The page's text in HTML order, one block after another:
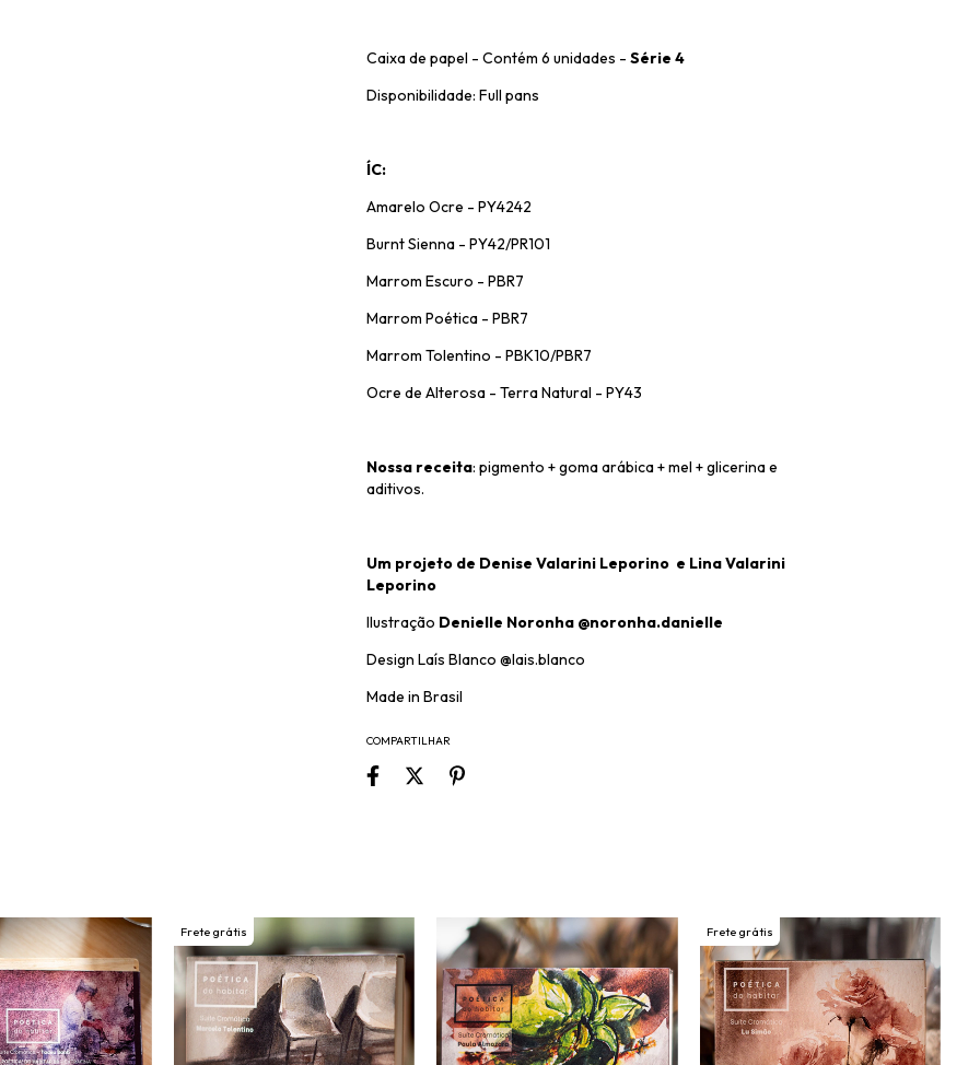
Caixa de papel - Contém 6 unidades -Série 4
Disponibilidade: Full pans
ÍC:
Amarelo Ocre - PY4242
Burnt Sienna - PY42/PR101
Marrom Escuro - PBR7
Marrom Poética - PBR7
Marrom Tolentino - PBK10/PBR7
Ocre de Alterosa - Terra Natural - PY43
Nossa receita: pigmento + goma arábica + mel + glicerina e
aditivos.
Um projeto de Denise Valarini Leporino e Lina Valarini
Leporino
Ilustração Denielle Noronha @noronha.danielle
Design Laís Blanco @lais.blanco
Made in Brasil
COMPARTILHAR
Frete grátis Frete grátis